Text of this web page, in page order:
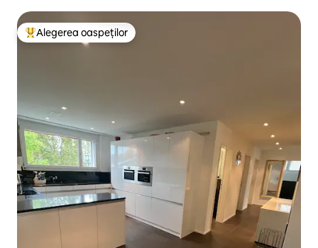
Locuință din topul categoriei Alegerea oaspeților
Alegerea oaspeților